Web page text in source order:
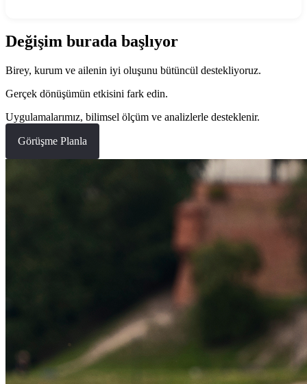
Değişim burada başlıyor
Birey, kurum ve ailenin iyi oluşunu bütüncül destekliyoruz.
Gerçek dönüşümün etkisini fark edin.
Uygulamalarımız, bilimsel ölçüm ve analizlerle desteklenir.
Görüşme Planla